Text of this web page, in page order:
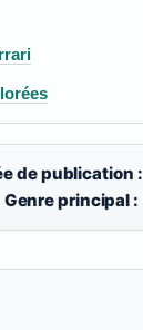
de publication :
Genre principal :